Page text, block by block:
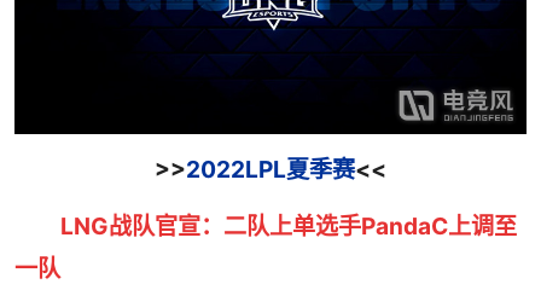
>>2022LPL夏季赛<<
LNG战队官宣：二队上单选手PandaC上调至
一队